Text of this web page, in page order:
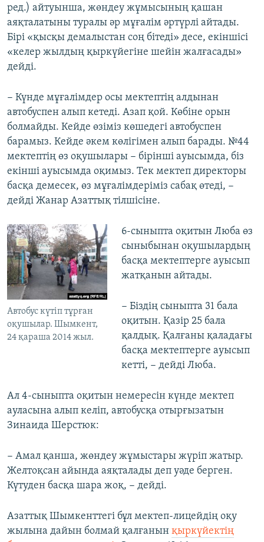
ред.) айтуынша, жөндеу жұмысының қашан
аяқталатыны туралы әр мұғалім әртүрлі айтады.
Бірі «қысқы демалыстан соң бітеді» десе, екіншісі
«келер жылдың қыркүйегіне шейін жалғасады»
дейді.
− Күнде мұғалімдер осы мектептің алдынан
автобуспен алып кетеді. Азап қой. Көбіне орын
болмайды. Кейде өзіміз көшедегі автобуспен
барамыз. Кейде әкем көлігімен алып барады. №44
мектептің өз оқушылары − бірінші ауысымда, біз
екінші ауысымда оқимыз. Тек мектеп директоры
басқа демесек, өз мұғалімдеріміз сабақ өтеді, −
дейді Жанар Азаттық тілшісіне.
Автобус күтіп тұрған
оқушылар. Шымкент,
24 қараша 2014 жыл.
6-сыныпта оқитын Люба өз
сыныбынан оқушылардың
басқа мектептерге ауысып
жатқанын айтады.
− Біздің сыныпта 31 бала
оқитын. Қазір 25 бала
қалдық. Қалғаны қаладағы
басқа мектептерге ауысып
кетті, − дейді Люба.
Ал 4-сыныпта оқитын немересін күнде мектеп
ауласына алып келіп, автобусқа отырғызатын
Зинаида Шерстюк:
− Амал қанша, жөндеу жұмыстары жүріп жатыр.
Желтоқсан айында аяқталады деп уәде берген.
Күтуден басқа шара жоқ, − дейді.
Азаттық Шымкенттегі бұл мектеп-лицейдің оқу
жылына дайын болмай қалғанын қыркүйектің